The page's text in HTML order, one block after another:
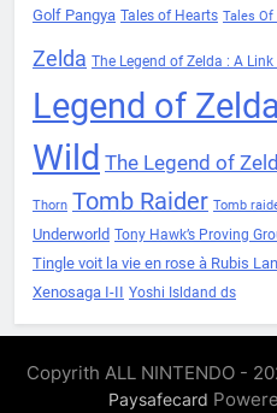
Golf Pangya Tales of Hearts Tales Of
Zelda The Legend of Zelda : A
Legend of
Wild The Legend of
Thorn Tomb Raider Tomb
Underworld Tony Hawk’s Proving
Tingle voit la vie en rose à Rubis
Xenosaga I-II Yoshi Isldand ds
Copyrith ALL NINTENDO -
Paysafecard